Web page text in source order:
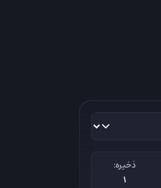
ذخیره:
1